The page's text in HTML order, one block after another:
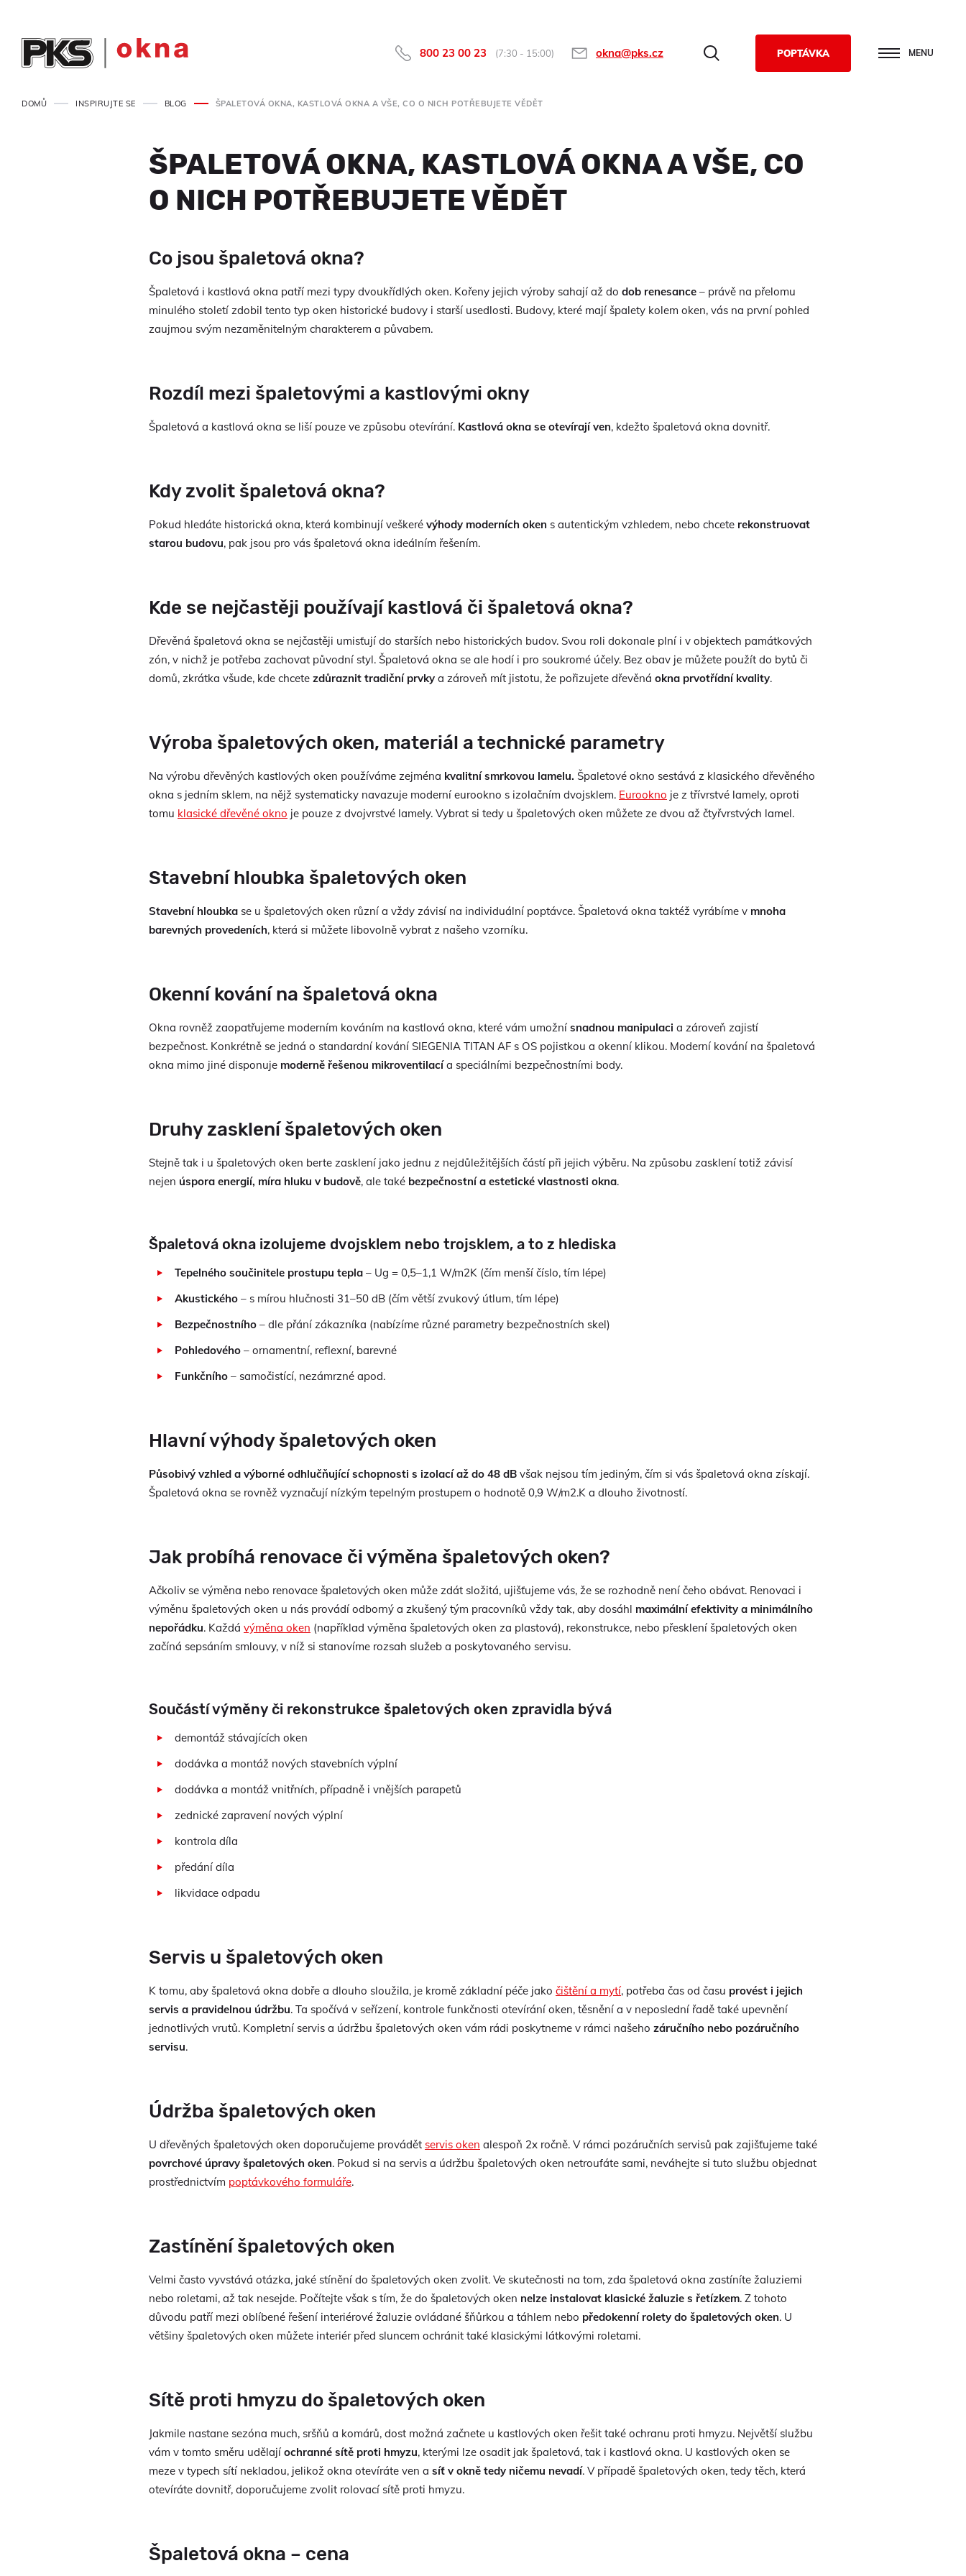
POPTÁVKA MENU
800 23 00 23 (7:30 - 15:00) okna@pks.cz
DOMŮ INSPIRUJTE SE BLOG ŠPALETOVÁ OKNA, KASTLOVÁ OKNA A VŠE, CO O NICH POTŘEBUJETE VĚDĚT
ŠPALETOVÁ OKNA, KASTLOVÁ OKNA A VŠE, CO
O NICH POTŘEBUJETE VĚDĚT
Co jsou špaletová okna?
Špaletová i kastlová okna patří mezi typy dvoukřídlých oken. Kořeny jejich výroby sahají až do dob renesance – právě na přelomu
minulého století zdobil tento typ oken historické budovy i starší usedlosti. Budovy, které mají špalety kolem oken, vás na první pohled
zaujmou svým nezaměnitelným charakterem a půvabem.
Rozdíl mezi špaletovými a kastlovými okny
Špaletová a kastlová okna se liší pouze ve způsobu otevírání. Kastlová okna se otevírají ven, kdežto špaletová okna dovnitř.
Kdy zvolit špaletová okna?
Pokud hledáte historická okna, která kombinují veškeré výhody moderních oken s autentickým vzhledem, nebo chcete rekonstruovat
starou budovu, pak jsou pro vás špaletová okna ideálním řešením.
Kde se nejčastěji používají kastlová či špaletová okna?
Dřevěná špaletová okna se nejčastěji umisťují do starších nebo historických budov. Svou roli dokonale plní i v objektech památkových
zón, v nichž je potřeba zachovat původní styl. Špaletová okna se ale hodí i pro soukromé účely. Bez obav je můžete použít do bytů či
domů, zkrátka všude, kde chcete zdůraznit tradiční prvky a zároveň mít jistotu, že pořizujete dřevěná okna prvotřídní kvality.
Výroba špaletových oken, materiál a technické parametry
Na výrobu dřevěných kastlových oken používáme zejména kvalitní smrkovou lamelu. Špaletové okno sestává z klasického dřevěného
okna s jedním sklem, na nějž systematicky navazuje moderní eurookno s izolačním dvojsklem. Eurookno je z třívrstvé lamely, oproti
tomu klasické dřevěné okno je pouze z dvojvrstvé lamely. Vybrat si tedy u špaletových oken můžete ze dvou až čtyřvrstvých lamel.
Stavební hloubka špaletových oken
Stavební hloubka se u špaletových oken různí a vždy závisí na individuální poptávce. Špaletová okna taktéž vyrábíme v mnoha
barevných provedeních, která si můžete libovolně vybrat z našeho vzorníku.
Okenní kování na špaletová okna
Okna rovněž zaopatřujeme moderním kováním na kastlová okna, které vám umožní snadnou manipulaci a zároveň zajistí
bezpečnost. Konkrétně se jedná o standardní kování SIEGENIA TITAN AF s OS pojistkou a okenní klikou. Moderní kování na špaletová
okna mimo jiné disponuje moderně řešenou mikroventilacía speciálními bezpečnostními body.
Druhy zasklení špaletových oken
Stejně tak i u špaletových oken berte zasklení jako jednu z nejdůležitějších částí při jejich výběru. Na způsobu zasklení totiž závisí
nejen úspora energií, míra hluku v budově, ale také bezpečnostní a estetické vlastnosti okna.
Špaletová okna izolujeme dvojsklem nebo trojsklem, a to z hlediska
Tepelného součinitele prostupu tepla – Ug = 0,5–1,1 W/m2K (čím menší číslo, tím lépe)
Akustického – s mírou hlučnosti 31–50 dB (čím větší zvukový útlum, tím lépe)
Bezpečnostního – dle přání zákazníka (nabízíme různé parametry bezpečnostních skel)
Pohledového – ornamentní, reflexní, barevné
Funkčního – samočistící, nezámrzné apod.
Hlavní výhody špaletových oken
Působivý vzhled a výborné odhlučňující schopnosti s izolací až do 48 dB však nejsou tím jediným, čím si vás špaletová okna získají.
Špaletová okna se rovněž vyznačují nízkým tepelným prostupem o hodnotě 0,9 W/m2.K a dlouho životností.
Jak probíhá renovace či výměna špaletových oken?
Ačkoliv se výměna nebo renovace špaletových oken může zdát složitá, ujišťujeme vás, že se rozhodně není čeho obávat. Renovaci i
výměnu špaletových oken u nás provádí odborný a zkušený tým pracovníků vždy tak, aby dosáhl maximální efektivity a minimálního
nepořádku. Každá výměna oken (například výměna špaletových oken za plastová), rekonstrukce, nebo přesklení špaletových oken
začíná sepsáním smlouvy, v níž si stanovíme rozsah služeb a poskytovaného servisu.
Součástí výměny či rekonstrukce špaletových oken zpravidla bývá
demontáž stávajících oken
dodávka a montáž nových stavebních výplní
dodávka a montáž vnitřních, případně i vnějších parapetů
zednické zapravení nových výplní
kontrola díla
předání díla
likvidace odpadu
Servis u špaletových oken
K tomu, aby špaletová okna dobře a dlouho sloužila, je kromě základní péče jako čištění a mytí, potřeba čas od času provést i jejich
servis a pravidelnou údržbu. Ta spočívá v seřízení, kontrole funkčnosti otevírání oken, těsnění a v neposlední řadě také upevnění
jednotlivých vrutů. Kompletní servis a údržbu špaletových oken vám rádi poskytneme v rámci našeho záručního nebo pozáručního
servisu.
Údržba špaletových oken
U dřevěných špaletových oken doporučujeme provádět servis oken alespoň 2x ročně. V rámci pozáručních servisů pak zajišťujeme také
povrchové úpravy špaletových oken. Pokud si na servis a údržbu špaletových oken netroufáte sami, neváhejte si tuto službu objednat
prostřednictvím poptávkového formuláře.
Zastínění špaletových oken
Velmi často vyvstává otázka, jaké stínění do špaletových oken zvolit. Ve skutečnosti na tom, zda špaletová okna zastíníte žaluziemi
nebo roletami, až tak nesejde. Počítejte však s tím, že do špaletových oken nelze instalovat klasické žaluzie s řetízkem. Z tohoto
důvodu patří mezi oblíbené řešení interiérové žaluzie ovládané šňůrkou a táhlem nebo předokenní rolety do špaletových oken. U
většiny špaletových oken můžete interiér před sluncem ochránit také klasickými látkovými roletami.
Sítě proti hmyzu do špaletových oken
Jakmile nastane sezóna much, sršňů a komárů, dost možná začnete u kastlových oken řešit také ochranu proti hmyzu. Největší službu
vám v tomto směru udělají ochranné sítě proti hmyzu, kterými lze osadit jak špaletová, tak i kastlová okna. U kastlových oken se
meze v typech sítí nekladou, jelikož okna otevíráte ven a síť v okně tedy ničemu nevadí. V případě špaletových oken, tedy těch, která
otevíráte dovnitř, doporučujeme zvolit rolovací sítě proti hmyzu.
Špaletová okna – cena